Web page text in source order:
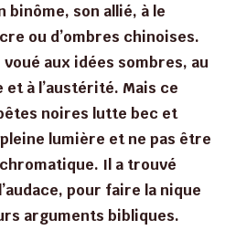
binôme, son allié, à le
ou d’ombres chinoises.
aux idées sombres, au
et à l’austérité. Mais ce
noires lutte bec et
lumière et ne pas être
Il a trouvé
pour faire la nique
arguments bibliques.